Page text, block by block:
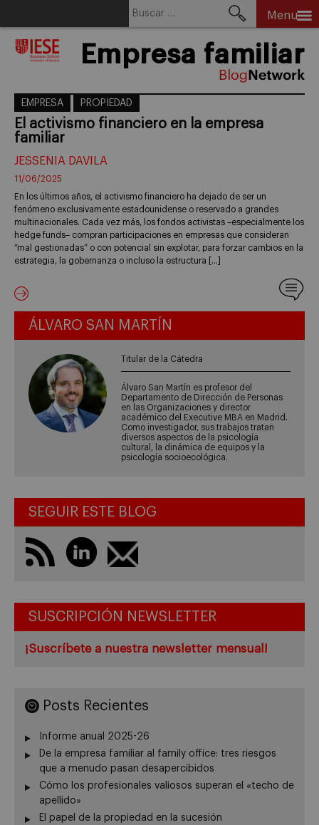
Menu
Empresa familiar
EMPRESA PROPIEDAD
El activismo financiero en la empresa
familiar
JESSENIA DAVILA
11/06/2025
En los últimos años, el activismo financiero ha dejado de ser un
fenómeno exclusivamente estadounidense o reservado a grandes
multinacionales. Cada vez más, los fondos activistas –especialmente los
hedge funds– compran participaciones en empresas que consideran
“mal gestionadas” o con potencial sin explotar, para forzar cambios en la
estrategia, la gobernanza o incluso la estructura […]
ÁLVARO SAN MARTÍN
Titular de la Cátedra
Álvaro San Martín es profesor del
Departamento de Dirección de Personas
en las Organizaciones y director
académico del Executive MBA en Madrid.
Como investigador, sus trabajos tratan
diversos aspectos de la psicología
cultural, la dinámica de equipos y la
psicología socioecológica.
SEGUIR ESTE BLOG
SUSCRIPCIÓN NEWSLETTER
¡Suscríbete a nuestra newsletter mensual!
Posts Recientes
Informe anual 2025-26
De la empresa familiar al family office: tres riesgos
que a menudo pasan desapercibidos
Cómo los profesionales valiosos superan el «techo de
apellido»
El papel de la propiedad en la sucesión